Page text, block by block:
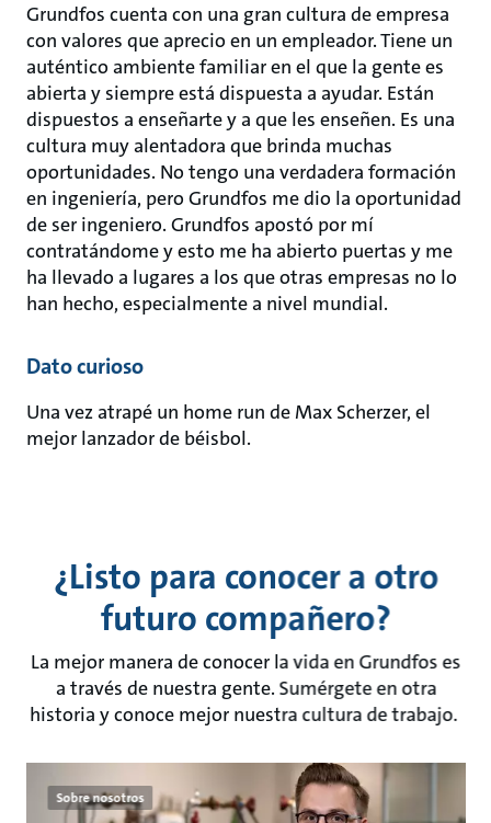
Grundfos cuenta con una gran cultura de empresa
con valores que aprecio en un empleador. Tiene un
auténtico ambiente familiar en el que la gente es
abierta y siempre está dispuesta a ayudar. Están
dispuestos a enseñarte y a que les enseñen. Es una
cultura muy alentadora que brinda muchas
oportunidades. No tengo una verdadera formación
en ingeniería, pero Grundfos me dio la oportunidad
de ser ingeniero. Grundfos apostó por mí
contratándome y esto me ha abierto puertas y me
ha llevado a lugares a los que otras empresas no lo
han hecho, especialmente a nivel mundial.
Dato curioso
Una vez atrapé un home run de Max Scherzer, el
mejor lanzador de béisbol.
¿Listo para conocer a otro
futuro compañero?
La mejor manera de conocer la vida en Grundfos es
a través de nuestra gente. Sumérgete en otra
historia y conoce mejor nuestra cultura de trabajo.
Sobre nosotros